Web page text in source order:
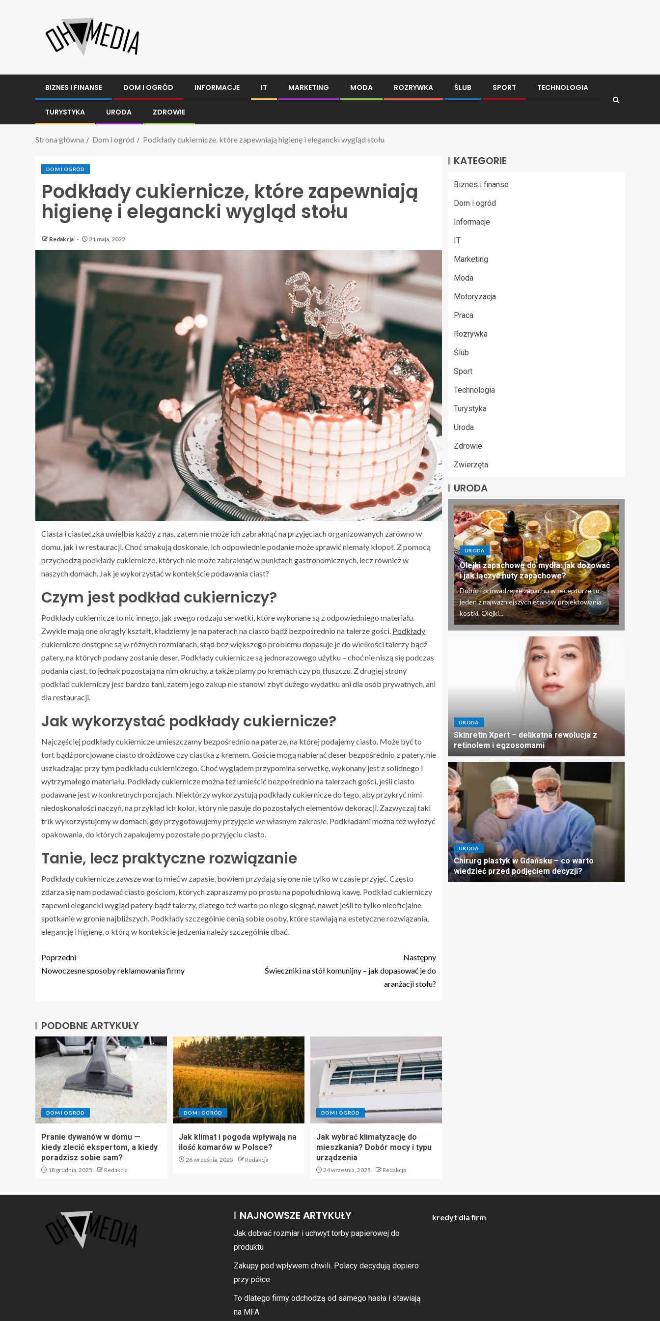
BIZNES I FINANSE DOM I OGRÓD INFORMACJE IT MARKETING MODA ROZRYWKA ŚLUB SPORT TECHNOLOGIA
TURYSTYKA URODA ZDROWIE
Strona główna Dom i ogród Podkłady cukiernicze, które zapewniają higienę i elegancki wygląd stołu
DOM I OGRÓD
Podkłady cukiernicze, które zapewniają
higienę i elegancki wygląd stołu
Redakcja 21 maja, 2022
Ciasta i ciasteczka uwielbia każdy z nas, zatem nie może ich zabraknąć na przyjęciach organizowanych zarówno w
domu, jak i w restauracji. Choć smakują doskonale, ich odpowiednie podanie może sprawić niemały kłopot. Z pomocą
przychodzą podkłady cukiernicze, których nie może zabraknąć w punktach gastronomicznych, lecz również w
naszych domach. Jak je wykorzystać w kontekście podawania ciast?
Czym jest podkład cukierniczy?
Podkłady cukiernicze to nic innego, jak swego rodzaju serwetki, które wykonane są z odpowiedniego materiału.
Zwykle mają one okrągły kształt, kładziemy je na paterach na ciasto bądź bezpośrednio na talerze gości. Podkłady
cukierniczedostępne są w różnych rozmiarach, stąd bez większego problemu dopasuje je do wielkości talerzy bądź
patery, na których podany zostanie deser. Podkłady cukiernicze są jednorazowego użytku – choć nie niszą się podczas
podania ciast, to jednak pozostają na nim okruchy, a także plamy po kremach czy po tłuszczu. Z drugiej strony
podkład cukierniczy jest bardzo tani, zatem jego zakup nie stanowi zbyt dużego wydatku ani dla osób prywatnych, ani
dla restauracji.
Jak wykorzystać podkłady cukiernicze?
Najczęściej podkłady cukiernicze umieszczamy bezpośrednio na paterze, na której podajemy ciasto. Może być to
tort bądź porcjowane ciasto drożdżowe czy ciastka z kremem. Goście mogą nabierać deser bezpośrednio z patery, nie
uszkadzając przy tym podkładu cukierniczego. Choć wyglądem przypomina serwetkę, wykonany jest z solidnego i
wytrzymałego materiału. Podkłady cukiernicze można też umieścić bezpośrednio na talerzach gości, jeśli ciasto
podawane jest w konkretnych porcjach. Niektórzy wykorzystują podkłady cukiernicze do tego, aby przykryć nimi
niedoskonałości naczyń, na przykład ich kolor, który nie pasuje do pozostałych elementów dekoracji. Zazwyczaj taki
trik wykorzystujemy w domach, gdy przygotowujemy przyjęcie we własnym zakresie. Podkładami można też wyłożyć
opakowania, do których zapakujemy pozostałe po przyjęciu ciasto.
Tanie, lecz praktyczne rozwiązanie
Podkłady cukiernicze zawsze warto mieć w zapasie, bowiem przydają się one nie tylko w czasie przyjęć. Często
zdarza się nam podawać ciasto gościom, których zapraszamy po prostu na popołudniową kawę. Podkład cukierniczy
zapewni elegancki wygląd patery bądź talerzy, dlatego też warto po niego sięgnąć, nawet jeśli to tylko nieoficjalne
spotkanie w gronie najbliższych. Podkłady szczególnie cenią sobie osoby, które stawiają na estetyczne rozwiązania,
elegancję i higienę, o którą w kontekście jedzenia należy szczególnie dbać.
Poprzedni
Nowoczesne sposoby reklamowania firmy
Następny
Świeczniki na stół komunijny – jak dopasować je do
aranżacji stołu?
PODOBNE ARTYKUŁY
DOM I OGRÓD
Pranie dywanów w domu —
kiedy zlecić ekspertom, a kiedy
poradzisz sobie sam?
18 grudnia, 2025 Redakcja
DOM I OGRÓD
Jak klimat i pogoda wpływają na
ilość komarów w Polsce?
26 września, 2025 Redakcja
DOM I OGRÓD
Jak wybrać klimatyzację do
mieszkania? Dobór mocy i typu
urządzenia
24 września, 2025 Redakcja
KATEGORIE
Biznes i finanse
Dom i ogród
Informacje
IT
Marketing
Moda
Motoryzacja
Praca
Rozrywka
Ślub
Sport
Technologia
Turystyka
Uroda
Zdrowie
Zwierzęta
URODA
URODA
Olejki zapachowe do mydła: jak dozować
i jak łączyć nuty zapachowe?
Dobór i prowadzenie zapachu w recepturze to
jeden z najważniejszych etapów projektowania
kostki. Olejki...
URODA
Skinretin Xpert – delikatna rewolucja z
retinolem i egzosomami
URODA
Chirurg plastyk w Gdańsku – co warto
wiedzieć przed podjęciem decyzji?
NAJNOWSZE ARTYKUŁY
Jak dobrać rozmiar i uchwyt torby papierowej do
produktu
Zakupy pod wpływem chwili. Polacy decydują dopiero
przy półce
To dlatego firmy odchodzą od samego hasła i stawiają
na MFA
kredyt dla firm